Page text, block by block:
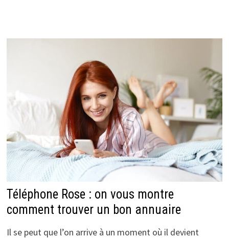
Téléphone Rose : on vous montre
comment trouver un bon annuaire
Il se peut que l’on arrive à un moment où il devient